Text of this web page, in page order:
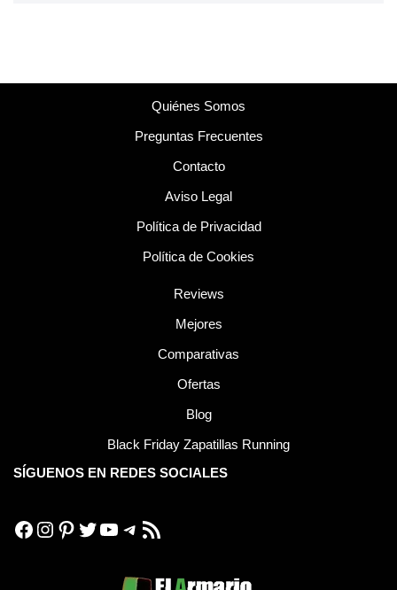
Quiénes Somos
Preguntas Frecuentes
Contacto
Aviso Legal
Política de Privacidad
Política de Cookies
Reviews
Mejores
Comparativas
Ofertas
Blog
Black Friday Zapatillas Running
SÍGUENOS EN REDES SOCIALES